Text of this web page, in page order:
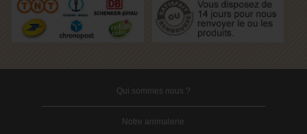
Qui sommes nous ?
Notre animalerie